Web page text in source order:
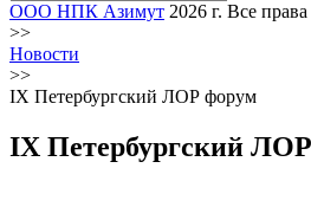
ООО НПК Азимут 2026 г. Все
>>
Новости
>>
IХ Петербургский ЛОР форум
IХ Петербургский